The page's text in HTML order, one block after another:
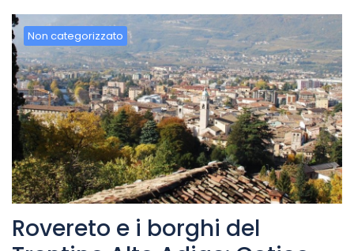
Non categorizzato
Rovereto e i borghi del